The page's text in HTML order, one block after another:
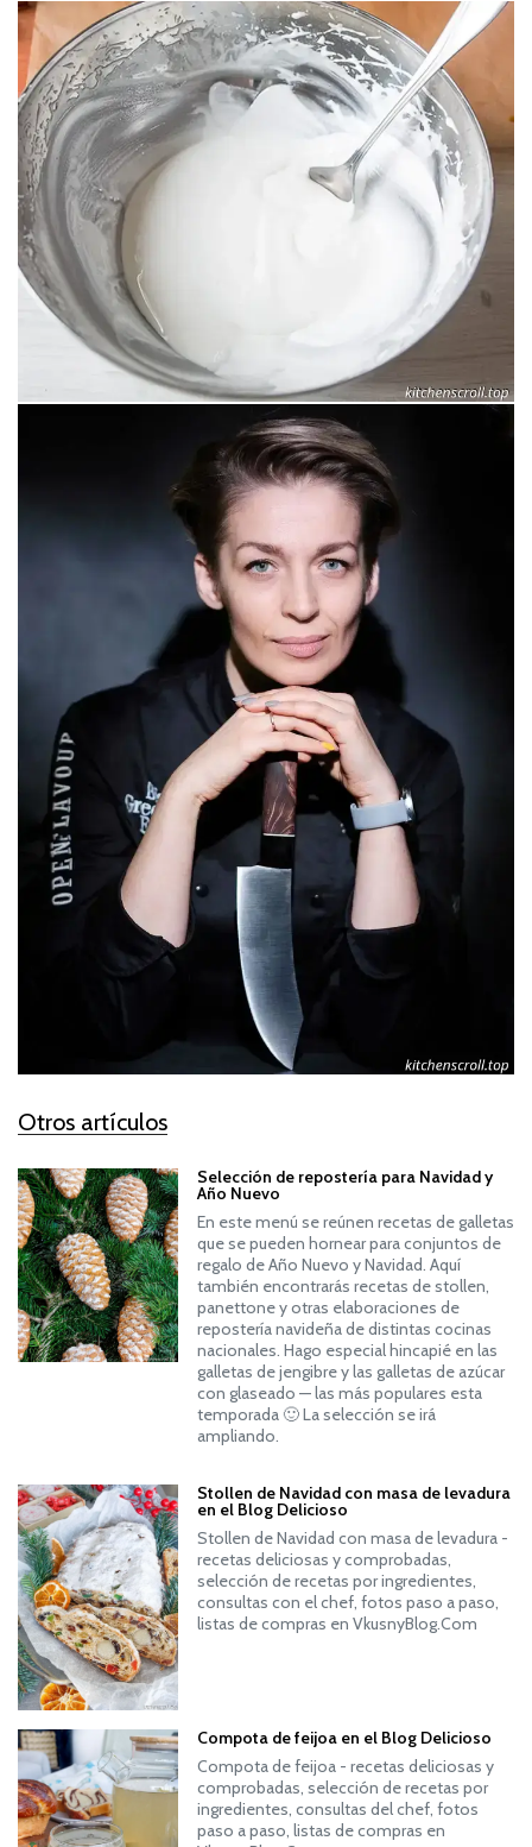
Otros artículos
Selección de repostería para Navidad y
Año Nuevo
En este menú se reúnen recetas de galletas
que se pueden hornear para conjuntos de
regalo de Año Nuevo y Navidad. Aquí
también encontrarás recetas de stollen,
panettone y otras elaboraciones de
repostería navideña de distintas cocinas
nacionales. Hago especial hincapié en las
galletas de jengibre y las galletas de azúcar
con glaseado — las más populares esta
temporada 🙂 La selección se irá
ampliando.
Stollen de Navidad con masa de levadura
en el Blog Delicioso
Stollen de Navidad con masa de levadura -
recetas deliciosas y comprobadas,
selección de recetas por ingredientes,
consultas con el chef, fotos paso a paso,
listas de compras en VkusnyBlog.Com
Compota de feijoa en el Blog Delicioso
Compota de feijoa - recetas deliciosas y
comprobadas, selección de recetas por
ingredientes, consultas del chef, fotos
paso a paso, listas de compras en